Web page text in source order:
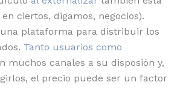
ciertos, digamos, negocios).
plataforma para distribuir los
Tanto usuarios como
muchos canales a su disposión y,
el precio puede ser un factor